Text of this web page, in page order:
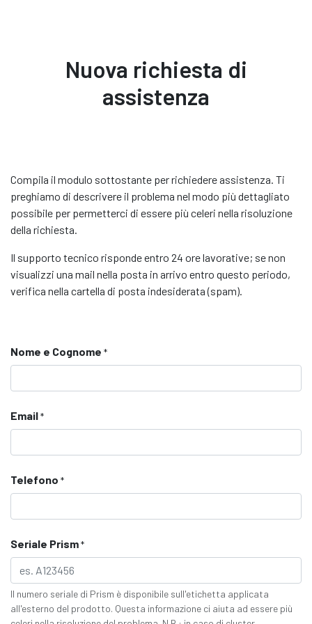
Nuova richiesta di
assistenza
Compila il modulo sottostante per richiedere assistenza. Ti
preghiamo di descrivere il problema nel modo più dettagliato
possibile per permetterci di essere più celeri nella risoluzione
della richiesta.
Il supporto tecnico risponde entro 24 ore lavorative; se non
visualizzi una mail nella posta in arrivo entro questo periodo,
verifica nella cartella di posta indesiderata (spam).
Nome e Cognome *
Email*
Telefono *
Seriale Prism*
Il numero seriale di Prism è disponibile sull'etichetta applicata
all'esterno del prodotto. Questa informazione ci aiuta ad essere più